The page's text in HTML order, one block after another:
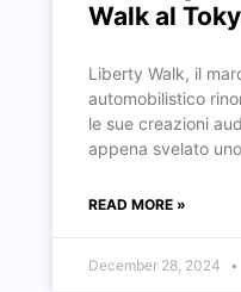
Walk al
Liberty Walk, il
automobilistico
le sue creazioni
appena svelato uno
READ MORE »
December 28, 2024